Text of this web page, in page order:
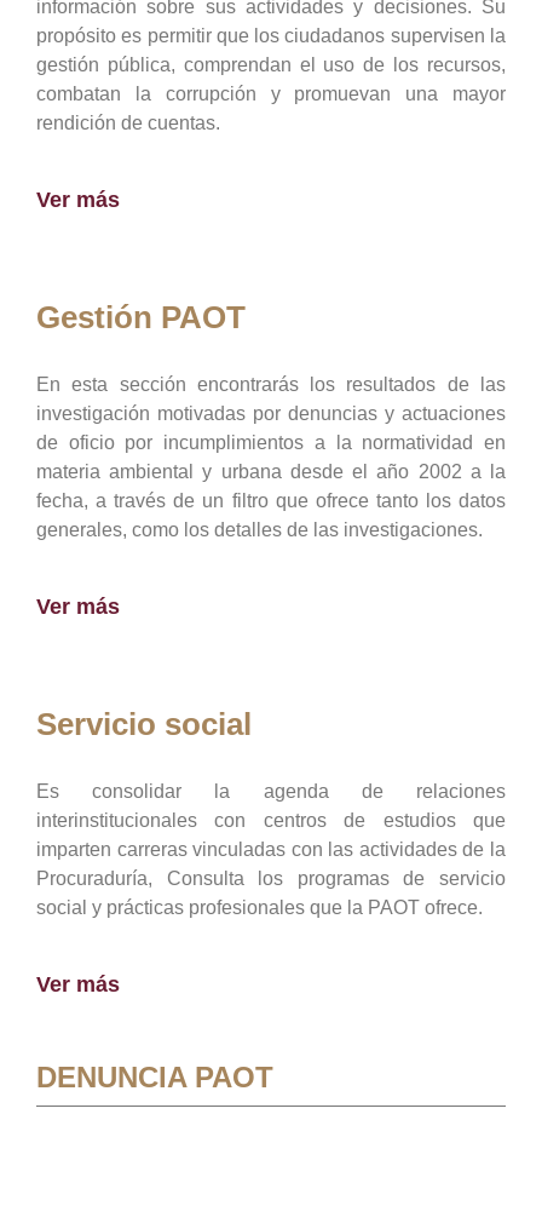
información sobre sus actividades y decisiones. Su
propósito es permitir que los ciudadanos supervisen la
gestión pública, comprendan el uso de los recursos,
combatan la corrupción y promuevan una mayor
rendición de cuentas.
Ver más
Gestión PAOT
En esta sección encontrarás los resultados de las
investigación motivadas por denuncias y actuaciones
de oficio por incumplimientos a la normatividad en
materia ambiental y urbana desde el año 2002 a la
fecha, a través de un filtro que ofrece tanto los datos
generales, como los detalles de las investigaciones.
Ver más
Servicio social
Es consolidar la agenda de relaciones
interinstitucionales con centros de estudios que
imparten carreras vinculadas con las actividades de la
Procuraduría, Consulta los programas de servicio
social y prácticas profesionales que la PAOT ofrece.
Ver más
DENUNCIA PAOT